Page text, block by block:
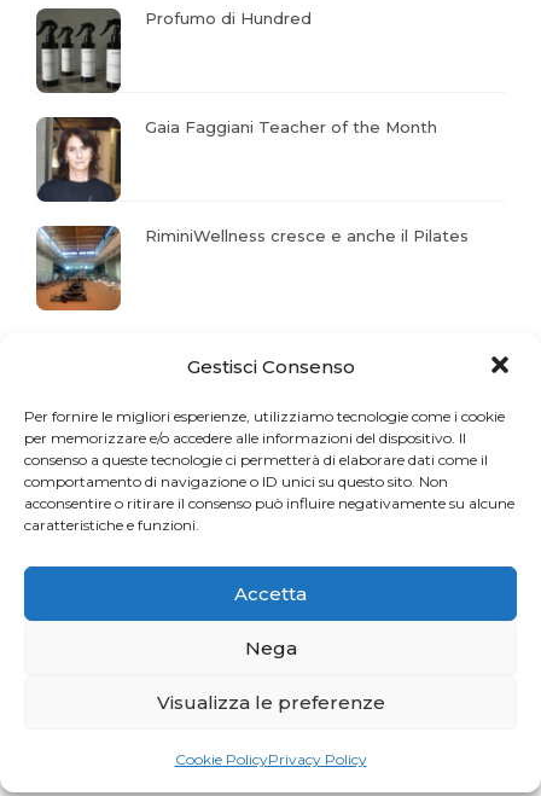
Gestisci Consenso
Per fornire le migliori esperienze, utilizziamo tecnologie come i cookie
per memorizzare e/o accedere alle informazioni del dispositivo. Il
consenso a queste tecnologie ci permetterà di elaborare dati come il
comportamento di navigazione o ID unici su questo sito. Non
acconsentire o ritirare il consenso può influire negativamente su alcune
caratteristiche e funzioni.
Accetta
Nega
Visualizza le preferenze
Cookie PolicyPrivacy Policy
Profumo di Hundred
Gaia Faggiani Teacher of the Month
RiminiWellness cresce e anche il Pilates